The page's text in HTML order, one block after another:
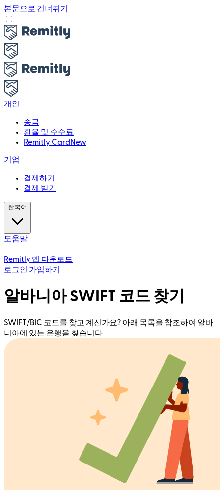
본문으로 건너뛰기
개인
송금
환율 및 수수료
Remitly Card New
기업
결제하기
결제 받기
한국어
도움말
Remitly 앱 다운로드
로그인 가입하기
알바니아 SWIFT 코드 찾기
SWIFT/BIC 코드를 찾고 계신가요? 아래 목록을 참조하여 알바
니아에 있는 은행을 찾습니다.